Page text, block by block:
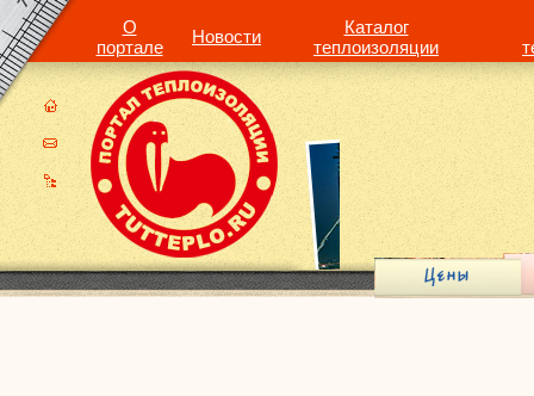
О
портале
Новости
Каталог
теплоизоляции